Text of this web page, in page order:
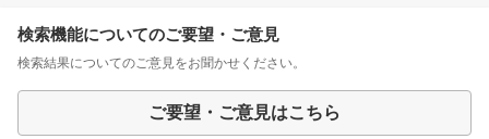
検索機能についてのご要望・ご意見
検索結果についてのご意見をお聞かせください。
ご要望・ご意見はこちら